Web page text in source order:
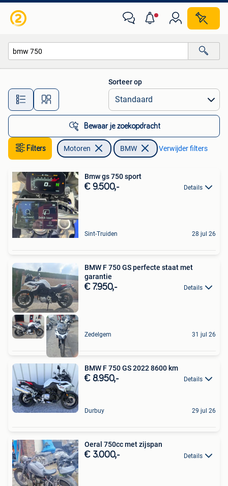
Alle afstanden…
Sorteer op
Bewaar je zoekopdracht
Filters Motoren BMW Verwijder filters
Bmw gs 750 sport
€ 9.500,- Details
Sint-Truiden 28 jul 26
BMW F 750 GS perfecte staat met
garantie
€ 7.950,- Details
Zedelgem 31 jul 26
BMW F 750 GS 2022 8600 km
€ 8.950,- Details
Durbuy 29 jul 26
Oeral 750cc met zijspan
€ 3.000,- Details